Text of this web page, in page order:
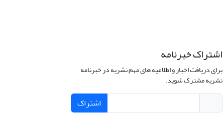
اشتراک خبرنامه
برای دریافت اخبار و اطلاعیه های مهم نشریه در خبرنامه
نشریه مشترک شوید.
اشتراک